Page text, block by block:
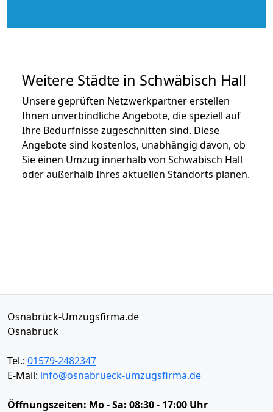
Weitere Städte in Schwäbisch Hall
Unsere geprüften Netzwerkpartner erstellen
Ihnen unverbindliche Angebote, die speziell auf
Ihre Bedürfnisse zugeschnitten sind. Diese
Angebote sind kostenlos, unabhängig davon, ob
Sie einen Umzug innerhalb von Schwäbisch Hall
oder außerhalb Ihres aktuellen Standorts planen.
Osnabrück-Umzugsfirma.de
Osnabrück
Tel.: 01579-2482347
E-Mail: info@osnabrueck-umzugsfirma.de
Öffnungszeiten: Mo - Sa: 08:30 - 17:00 Uhr